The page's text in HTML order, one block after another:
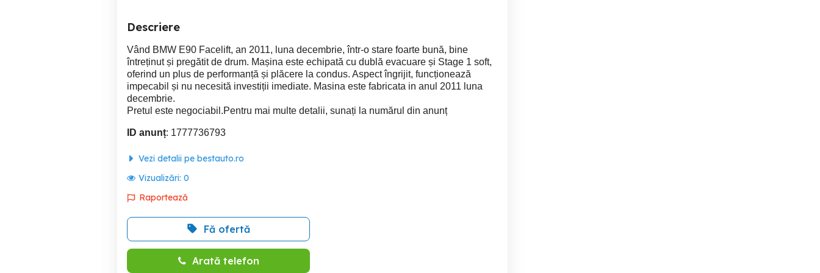
Descriere
Vând BMW E90 Facelift, an 2011, luna decembrie, într-o stare foarte bună, bine
întreținut și pregătit de drum. Mașina este echipată cu dublă evacuare și Stage 1 soft,
oferind un plus de performanță și plăcere la condus. Aspect îngrijit, funcționează
impecabil și nu necesită investiții imediate. Masina este fabricata in anul 2011 luna
decembrie.
Pretul este negociabil.Pentru mai multe detalii, sunați la numărul din anunț
ID anunț: 1777736793
Vezi detalii pe bestauto.ro
Vizualizări: 0
Raportează
Fă ofertă
Arată telefon